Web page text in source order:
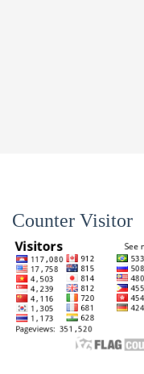
Counter Visitor